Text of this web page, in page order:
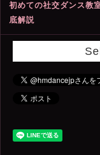
初めての社交ダンス教
底解説